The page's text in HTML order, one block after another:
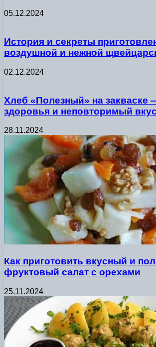
05.12.2024
История и секреты
воздушной и нежной
02.12.2024
Хлеб «Полезный» на закваске
здоровья и неповторимый вкус
28.11.2024
Как приготовить вкусный и
фруктовый салат с орехами
25.11.2024